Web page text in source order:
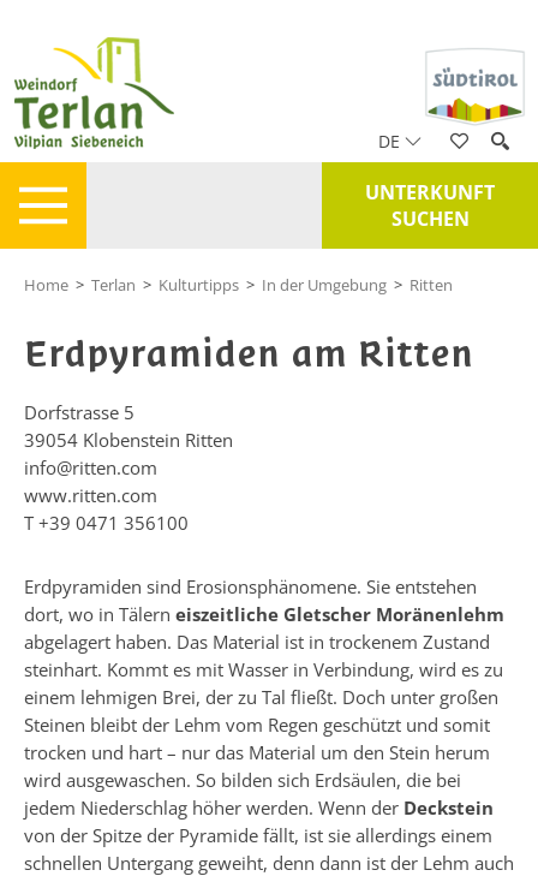
DE
UNTERKUNFT
SUCHEN
Home > Terlan > Kulturtipps > In der Umgebung > Ritten
Erdpyramiden am Ritten
Dorfstrasse 5
39054 Klobenstein Ritten
info@ritten.com
www.ritten.com
T +39 0471 356100
Erdpyramiden sind Erosionsphänomene. Sie entstehen
dort, wo in Tälern eiszeitliche Gletscher Moränenlehm
abgelagert haben. Das Material ist in trockenem Zustand
steinhart. Kommt es mit Wasser in Verbindung, wird es zu
einem lehmigen Brei, der zu Tal fließt. Doch unter großen
Steinen bleibt der Lehm vom Regen geschützt und somit
trocken und hart – nur das Material um den Stein herum
wird ausgewaschen. So bilden sich Erdsäulen, die bei
jedem Niederschlag höher werden. Wenn der Deckstein
von der Spitze der Pyramide fällt, ist sie allerdings einem
schnellen Untergang geweiht, denn dann ist der Lehm auch